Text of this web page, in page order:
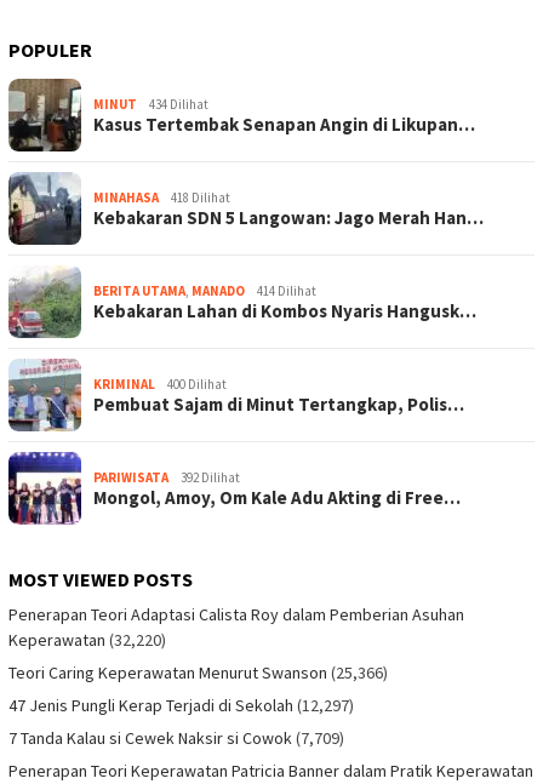
POPULER
MINUT 434 Dilihat
Kasus Tertembak Senapan Angin di Likupan…
MINAHASA 418 Dilihat
Kebakaran SDN 5 Langowan: Jago Merah Han…
BERITA UTAMA, MANADO 414 Dilihat
Kebakaran Lahan di Kombos Nyaris Hangusk…
KRIMINAL 400 Dilihat
Pembuat Sajam di Minut Tertangkap, Polis…
PARIWISATA 392 Dilihat
Mongol, Amoy, Om Kale Adu Akting di Free…
MOST VIEWED POSTS
Penerapan Teori Adaptasi Calista Roy dalam Pemberian Asuhan
Keperawatan (32,220)
Teori Caring Keperawatan Menurut Swanson (25,366)
47 Jenis Pungli Kerap Terjadi di Sekolah (12,297)
7 Tanda Kalau si Cewek Naksir si Cowok(7,709)
Penerapan Teori Keperawatan Patricia Banner dalam Pratik Keperawatan